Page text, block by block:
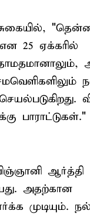
25 ஏக்கரில்
பாராட்டுகள்."
ஆர்த்தி
அதற்கான
முடியும்.